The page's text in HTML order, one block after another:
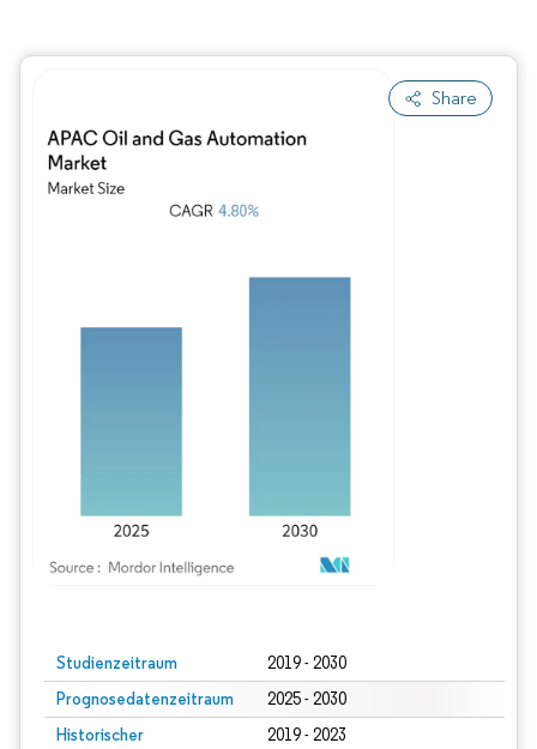
Share
Studienzeitraum 2019 - 2030
Prognosedatenzeitraum 2025 - 2030
Historischer
2019 - 2023